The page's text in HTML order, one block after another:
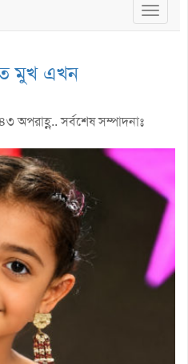
Toggle
মুখ এখন
সর্বশেষ সম্পাদনাঃ